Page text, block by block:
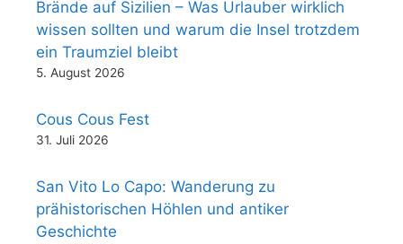
Brände auf Sizilien – Was Urlauber wirklich
wissen sollten und warum die Insel trotzdem
ein Traumziel bleibt
5. August 2026
Cous Cous Fest
31. Juli 2026
San Vito Lo Capo: Wanderung zu
prähistorischen Höhlen und antiker
Geschichte